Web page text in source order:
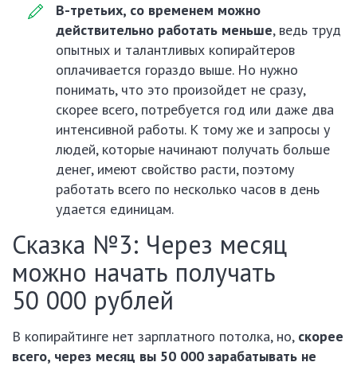
В-третьих, со временем можно
действительно работать меньше, ведь труд
опытных и талантливых копирайтеров
оплачивается гораздо выше. Но нужно
понимать, что это произойдет не сразу,
скорее всего, потребуется год или даже два
интенсивной работы. К тому же и запросы у
людей, которые начинают получать больше
денег, имеют свойство расти, поэтому
работать всего по несколько часов в день
удается единицам.
Сказка №3: Через месяц
можно начать получать
50 000 рублей
В копирайтинге нет зарплатного потолка, но, скорее
всего, через месяц вы 50 000 зарабатывать не